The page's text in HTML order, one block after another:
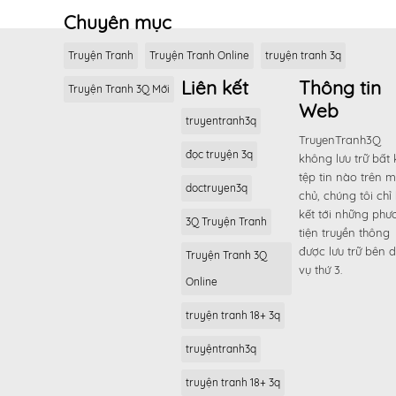
Chuyên mục
Truyện Tranh Truyện Tranh Online truyện tranh 3q
Truyện Tranh 3Q Mới Liên kết
truyentranh3q
đọc truyện 3q
doctruyen3q
3Q Truyện Tranh
Truyện Tranh 3Q
Online
truyện tranh 18+ 3q
truyệntranh3q
truyện tranh 18+ 3q
Thông tin
Web
TruyenTranh3Q
không lưu trữ bất
tệp tin nào trên
chủ, chúng tôi chỉ
kết tới những
tiện truyền thông
được lưu trữ bên
vụ thứ 3.